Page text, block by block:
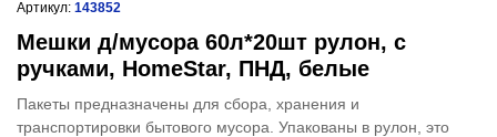
Артикул: 143852
Мешки д/мусора 60л*20шт рулон, с
ручками, HomeStar, ПНД, белые
Пакеты предназначены для сбора, хранения и
транспортировки бытового мусора. Упакованы в рулон, это